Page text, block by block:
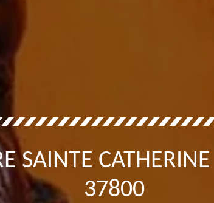
SAINTE
37800